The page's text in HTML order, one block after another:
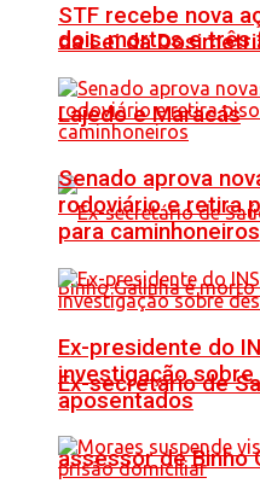
dois mortos e três
Lajedo e Maracás
Ex-secretário de
assessor de Binho
STF recebe nova
da Lei da
Senado aprova
rodoviário e retira
para caminhoneiros
Ex-presidente do
investigação
aposentados